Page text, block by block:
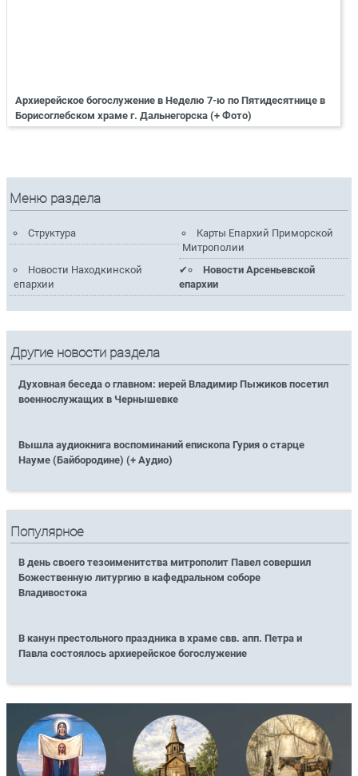
Архиерейское богослужение в Неделю 7-ю по Пятидесятнице в
Борисоглебском храме г. Дальнегорска (+ Фото)
Меню раздела
Структура
Карты Епархий Приморской
Митрополии
Новости Находкинской
епархии
Новости Арсеньевской
епархии
Другие новости раздела
Духовная беседа о главном: иерей Владимир Пыжиков посетил
военнослужащих в Чернышевке
Вышла аудиокнига воспоминаний епископа Гурия о старце
Науме (Байбородине) (+ Аудио)
Популярное
В день своего тезоименитства митрополит Павел совершил
Божественную литургию в кафедральном соборе
Владивостока
В канун престольного праздника в храме свв. апп. Петра и
Павла состоялось архиерейское богослужение